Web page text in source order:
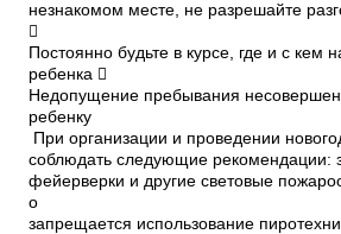
незнакомом месте, не разрешайте

Постоянно будьте в курсе, где и с кем
ребенка 
Недопущение пребывания
ребенку
При организации и проведении
соблюдать следующие рекомендации:
фейерверки и другие световые
o
запрещается использование